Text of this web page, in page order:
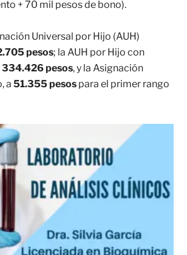
+ 70 mil pesos de bono).
Universal por Hijo (AUH)
pesos; la AUH por Hijo con
334.426 pesos, y la Asignación
a51.355 pesos para el primer rango